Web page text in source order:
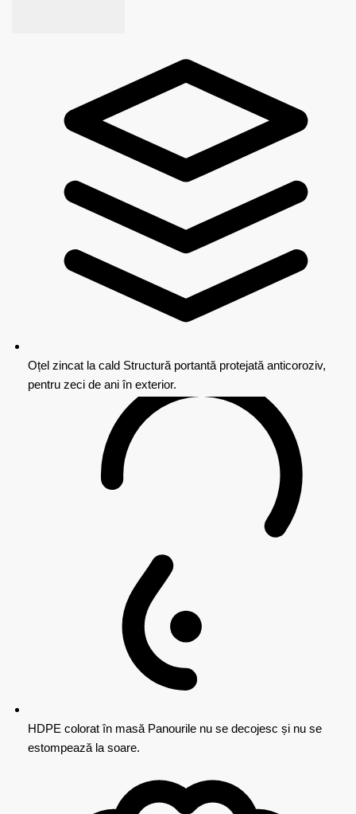
Oțel zincat la cald Structură portantă protejată anticoroziv,
pentru zeci de ani în exterior.
HDPE colorat în masă Panourile nu se decojesc și nu se
estompează la soare.